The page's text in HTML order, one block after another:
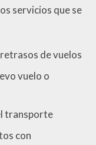
servicios que se
de vuelos
vuelo o
transporte
con